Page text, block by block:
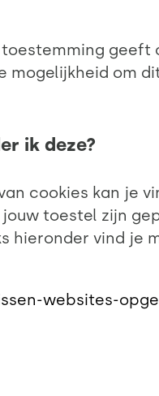
om
ik deze?
cookies kan je
toestel zijn
hieronder vind je
websites-